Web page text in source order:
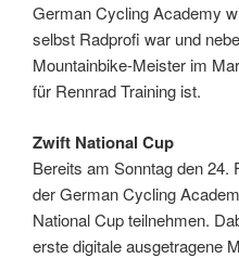
German Cycling Academy
selbst Radprofi war und
Mountainbike-Meister im
für Rennrad Training ist.
Zwift National Cup
Bereits am Sonntag den 24.
der German Cycling
National Cup teilnehmen.
erste digitale ausgetragene